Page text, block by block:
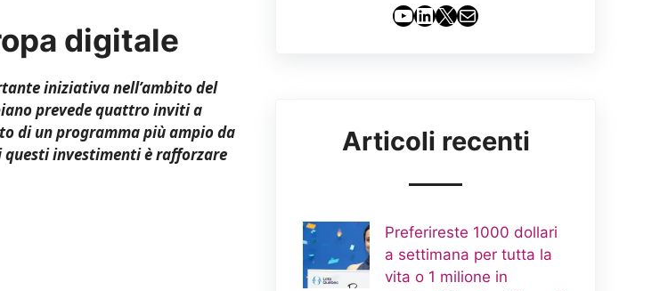
digitale
iniziativa nell’ambito del
prevede quattro inviti a
di un programma più ampio da
questi investimenti è rafforzare
YouTube
LinkedIn
X Email
Articoli recenti
Preferireste 1000 dollari
a settimana per tutta la
vita o 1 milione in